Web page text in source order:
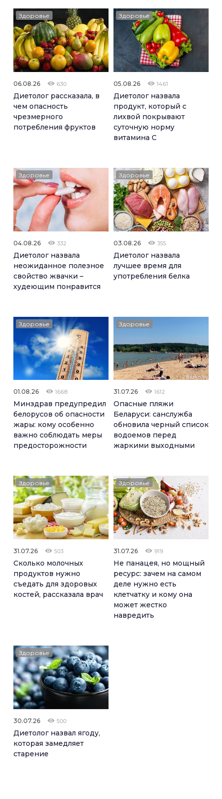
Здоровье
06.08.26 630
Диетолог рассказала, в
чем опасность
чрезмерного
потребления фруктов
Здоровье
05.08.26 1461
Диетолог назвала
продукт, который с
лихвой покрывают
суточную норму
витамина C
Здоровье
04.08.26 332
Диетолог назвала
неожиданное полезное
свойство жвачки –
худеющим понравится
Здоровье
03.08.26 355
Диетолог назвала
лучшее время для
употребления белка
Здоровье
01.08.26 1668
Минздрав предупредил
белорусов об опасности
жары: кому особенно
важно соблюдать меры
предосторожности
Здоровье
31.07.26 1612
Опасные пляжи
Беларуси: санслужба
обновила черный список
водоемов перед
жаркими выходными
Здоровье
31.07.26 503
Сколько молочных
продуктов нужно
съедать для здоровых
костей, рассказала врач
Здоровье
31.07.26 919
Не панацея, но мощный
ресурс: зачем на самом
деле нужно есть
клетчатку и кому она
может жестко
навредить
Здоровье
30.07.26 500
Диетолог назвал ягоду,
которая замедляет
старение